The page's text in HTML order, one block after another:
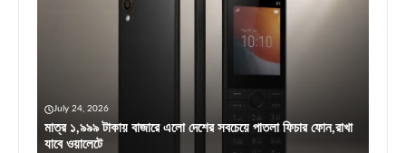
July 24, 2026
মাত্র ১,৯৯৯ টাকায় বাজারে এলো দেশের সবচেয়ে পাতলা ফিচার ফোন,রাখা
যাবে ওয়ালেটে